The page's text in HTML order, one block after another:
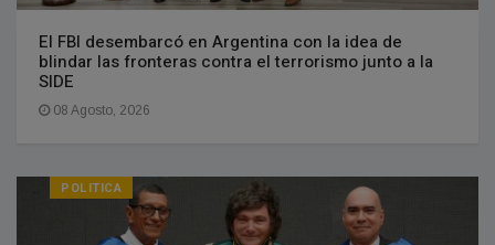
El FBI desembarcó en Argentina con la idea de
blindar las fronteras contra el terrorismo junto a la
SIDE
08 Agosto, 2026
POLITICA